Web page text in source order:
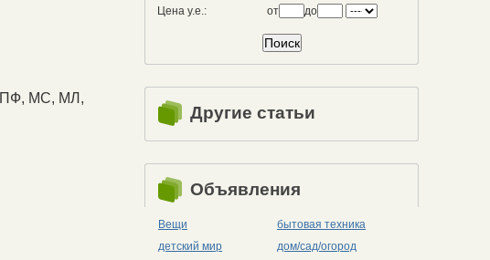
ПФ, МС, МЛ,
Цена у.е.:
от до
Другие статьи
Объявления
Вещи
бытовая техника
детский мир
дом/сад/огород